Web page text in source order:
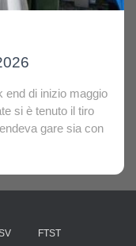
end di inizio maggio
si è tenuto il tiro
gare sia con
FTST